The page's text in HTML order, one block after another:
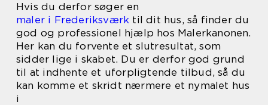
Hvis du derfor søger en
maler i Frederiksværk til dit hus, så finder du
god og professionel hjælp hos Malerkanonen.
Her kan du forvente et slutresultat, som
sidder lige i skabet. Du er derfor god grund
til at indhente et uforpligtende tilbud, så du
kan komme et skridt nærmere et nymalet hus
i